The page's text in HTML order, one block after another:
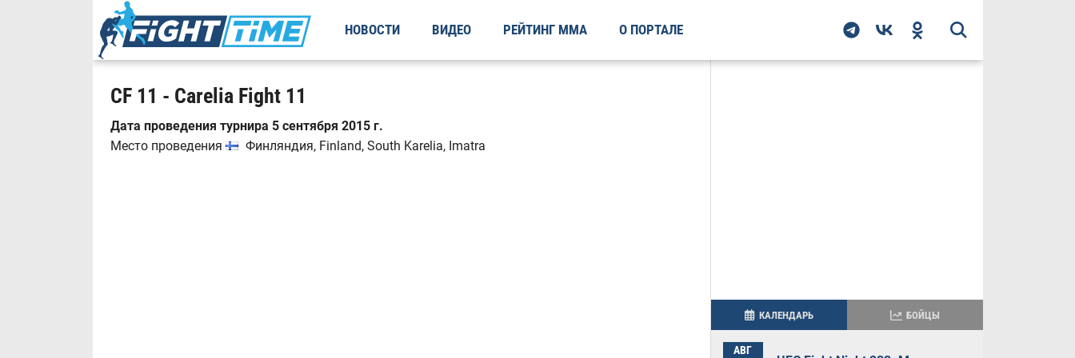
НОВОСТИ ВИДЕО РЕЙТИНГ ММА О ПОРТАЛЕ
CF 11 - Carelia Fight 11
Дата проведения турнира 5 сентября 2015 г.
Место проведения
Финляндия, Finland, South Karelia, Imatra
КАЛЕНДАРЬ БОЙЦЫ
АВГ